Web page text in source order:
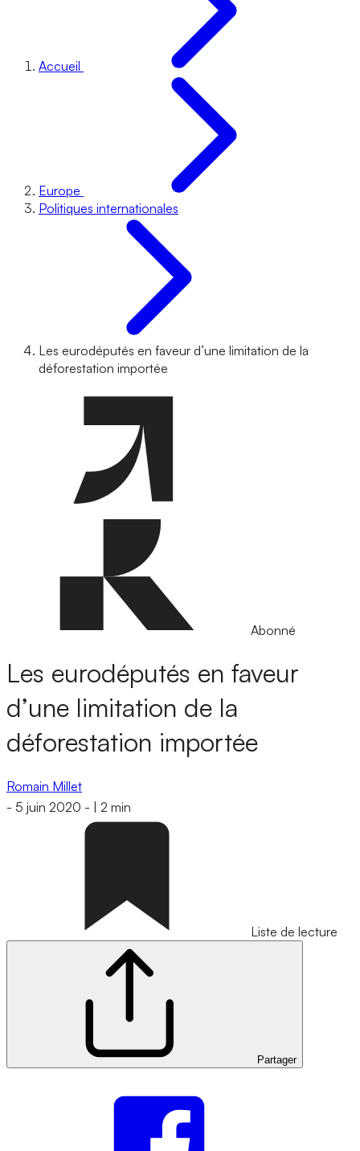
Accueil
Europe
Politiques internationales
Les eurodéputés en faveur d’une limitation de la
déforestation importée
Abonné
Les eurodéputés en faveur
d’une limitation de la
déforestation importée
Romain Millet
- 5 juin 2020 - 2 min
Liste de lecture
Partager